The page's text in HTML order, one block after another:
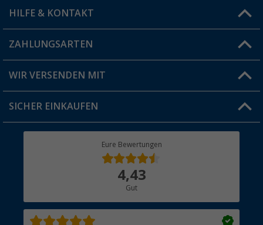
Vorteilskarte
Blog
Jobs & Karriere
HILFE & KONTAKT
FAQ & Kontakt
Versandinformationen
Rücksendung
ZAHLUNGSARTEN
WIR VERSENDEN MIT
SICHER EINKAUFEN
Eure Bewertungen
4,43
Gut